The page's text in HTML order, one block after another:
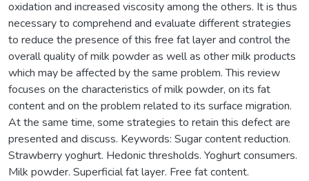
oxidation and increased viscosity among the others. It is thus
necessary to comprehend and evaluate different strategies
to reduce the presence of this free fat layer and control the
overall quality of milk powder as well as other milk products
which may be affected by the same problem. This review
focuses on the characteristics of milk powder, on its fat
content and on the problem related to its surface migration.
At the same time, some strategies to retain this defect are
presented and discuss. Keywords: Sugar content reduction.
Strawberry yoghurt. Hedonic thresholds. Yoghurt consumers.
Milk powder. Superficial fat layer. Free fat content.